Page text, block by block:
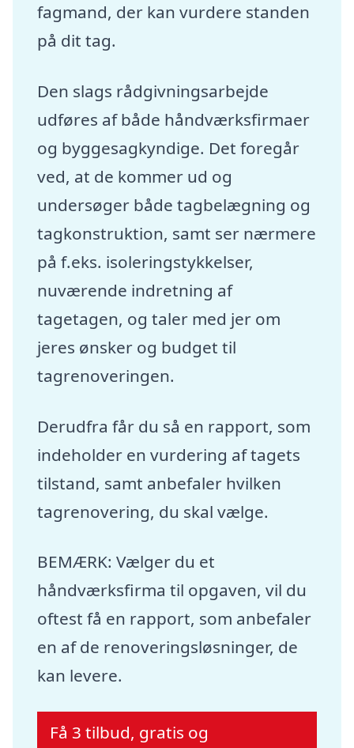
fagmand, der kan vurdere standen
på dit tag.
Den slags rådgivningsarbejde
udføres af både håndværksfirmaer
og byggesagkyndige. Det foregår
ved, at de kommer ud og
undersøger både tagbelægning og
tagkonstruktion, samt ser nærmere
på f.eks. isoleringstykkelser,
nuværende indretning af
tagetagen, og taler med jer om
jeres ønsker og budget til
tagrenoveringen.
Derudfra får du så en rapport, som
indeholder en vurdering af tagets
tilstand, samt anbefaler hvilken
tagrenovering, du skal vælge.
BEMÆRK: Vælger du et
håndværksfirma til opgaven, vil du
oftest få en rapport, som anbefaler
en af de renoveringsløsninger, de
kan levere.
Få 3 tilbud, gratis og